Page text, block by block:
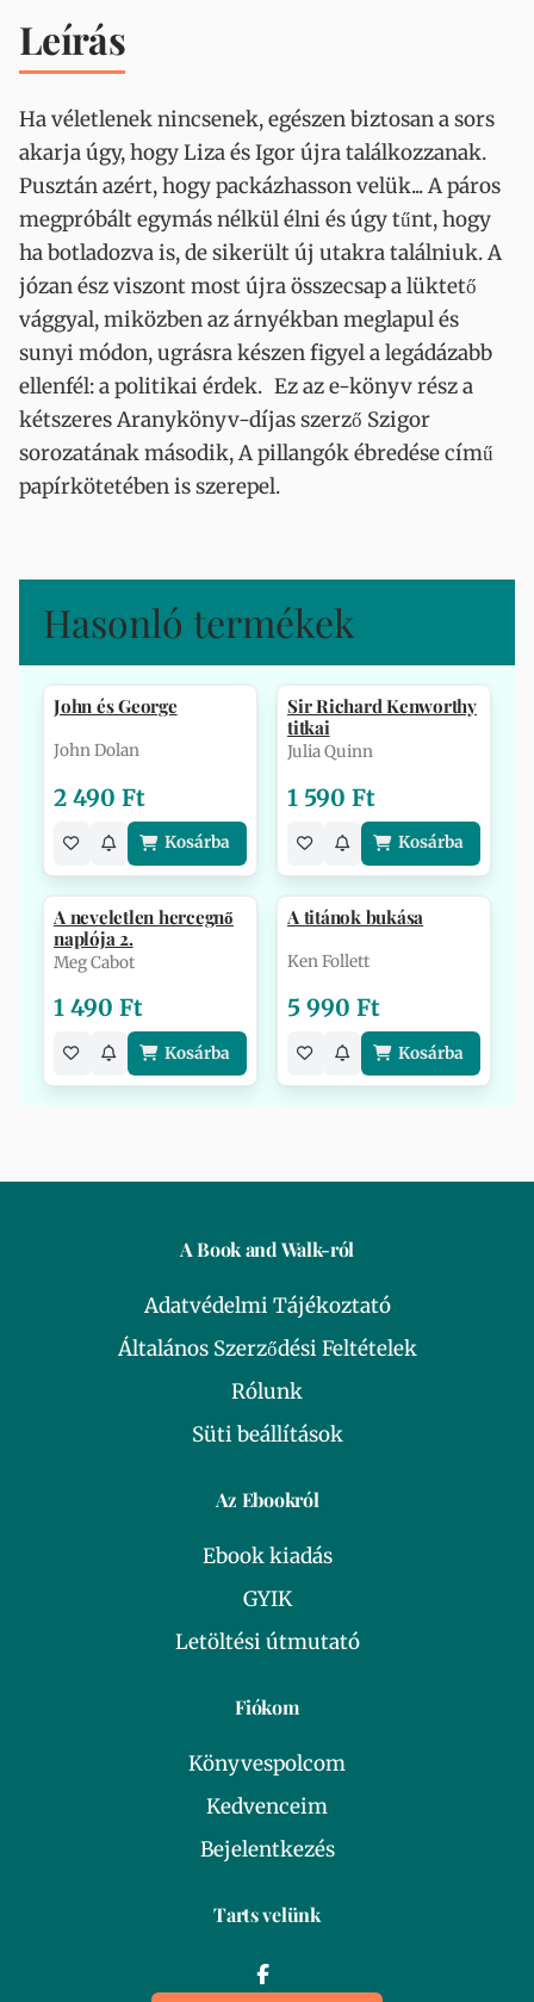
Leírás
Ha véletlenek nincsenek, egészen biztosan a sors
akarja úgy, hogy Liza és Igor újra találkozzanak.
Pusztán azért, hogy packázhasson velük... A páros
megpróbált egymás nélkül élni és úgy tűnt, hogy
ha botladozva is, de sikerült új utakra találniuk. A
józan ész viszont most újra összecsap a lüktető
vággyal, miközben az árnyékban meglapul és
sunyi módon, ugrásra készen figyel a legádázabb
ellenfél: a politikai érdek. Ez az e-könyv rész a
kétszeres Aranykönyv-díjas szerző Szigor
sorozatának második, A pillangók ébredése című
papírkötetében is szerepel.
Hasonló termékek
John és George
John Dolan
2 490 Ft
Kosárba
Sir Richard Kenworthy
titkai
Julia Quinn
1 590 Ft
Kosárba
A neveletlen hercegnő
naplója 2.
Meg Cabot
1 490 Ft
Kosárba
A titánok bukása
Ken Follett
5 990 Ft
Kosárba
A Book and Walk-ról
Adatvédelmi Tájékoztató
Általános Szerződési Feltételek
Rólunk
Süti beállítások
Az Ebookról
Ebook kiadás
GYIK
Letöltési útmutató
Fiókom
Könyvespolcom
Kedvenceim
Bejelentkezés
Tarts velünk